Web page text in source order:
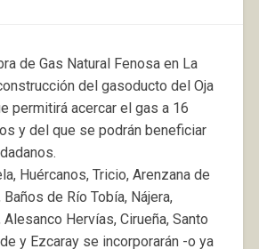
de Gas Natural Fenosa en La
del gasoducto del Oja
permitirá acercar el gas a 16
y del que se podrán beneficiar
Huércanos, Tricio, Arenzana de
de Río Tobía, Nájera,
Hervías, Cirueña, Santo
y Ezcaray se incorporarán -o ya